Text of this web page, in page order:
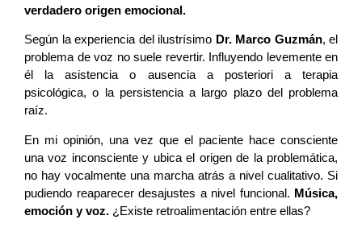
verdadero origen emocional.
Según la experiencia del ilustrísimo Dr. Marco Guzmán, el
problema de voz no suele revertir. Influyendo levemente en
él la asistencia o ausencia a posteriori a terapia
psicológica, o la persistencia a largo plazo del problema
raíz.
En mi opinión, una vez que el paciente hace consciente
una voz inconsciente y ubica el origen de la problemática,
no hay vocalmente una marcha atrás a nivel cualitativo. Si
pudiendo reaparecer desajustes a nivel funcional. Música,
emoción y voz. ¿Existe retroalimentación entre ellas?